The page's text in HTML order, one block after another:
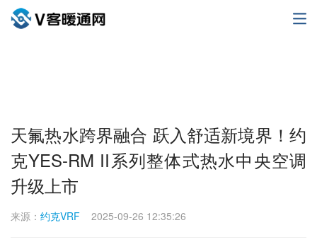
天氟热水跨界融合 跃入舒适新境界！约
克YES-RM II系列整体式热水中央空调
升级上市
来源： 约克VRF 2025-09-26 12:35:26